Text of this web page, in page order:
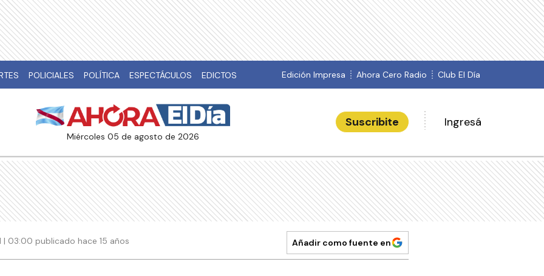
POLICIALES POLÍTICA ESPECTÁCULOS EDICTOS Edición Impresa Ahora Cero Radio Club El Día
miércoles 05 de agosto de 2026
Suscribite Ingresá
| 03:00 publicado hace 15 años Añadir como fuente en